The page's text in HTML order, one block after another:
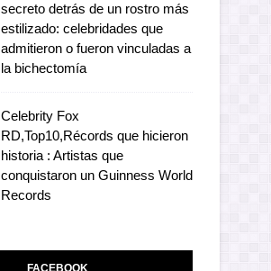
secreto detrás de un rostro más
estilizado: celebridades que
admitieron o fueron vinculadas a
la bichectomía
Celebrity Fox
RD,Top10,Récords que hicieron
historia : Artistas que
conquistaron un Guinness World
Records
FACEBOOK